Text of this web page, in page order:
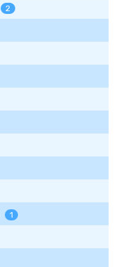
2
1